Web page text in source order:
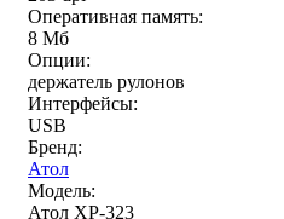
Оперативная память:
8 Мб
Опции:
держатель рулонов
Интерфейсы:
USB
Бренд:
Атол
Модель:
Атол XP-323